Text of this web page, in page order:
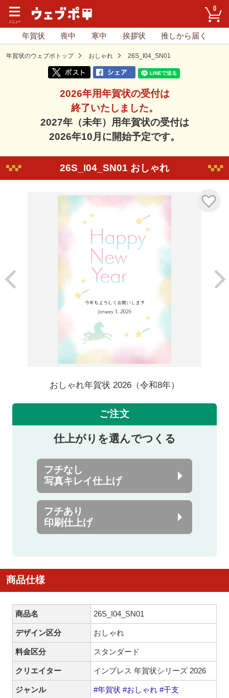
0
年賀状 喪中 寒中 挨拶状 推しから届く
年賀状のウェブポトップ おしゃれ 26S_I04_SN01
2026年用年賀状の受付は
終了いたしました。
2027年（未年）用年賀状の受付は
2026年10月に開始予定です。
26S_I04_SN01 おしゃれ
おしゃれ年賀状 2026（令和8年）
ご注文
仕上がりを選んでつくる
フチなし
写真キレイ仕上げ
フチあり
印刷仕上げ
商品仕様
商品名 26S_I04_SN01
デザイン区分 おしゃれ
料金区分 スタンダード
クリエイター インプレス 年賀状シリーズ 2026
ジャンル #年賀状 #おしゃれ #干支